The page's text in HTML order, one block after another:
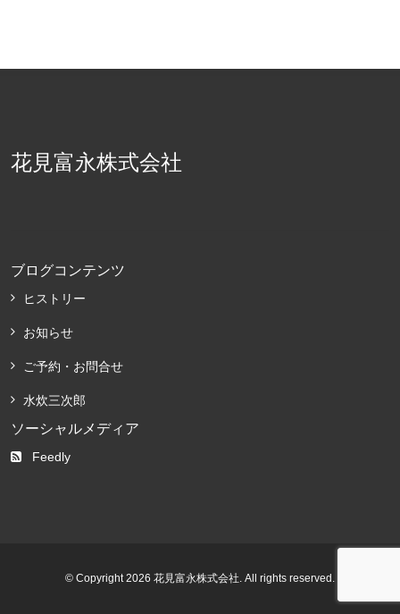
花見富永株式会社
ブログコンテンツ
ヒストリー
お知らせ
ご予約・お問合せ
水炊三次郎
ソーシャルメディア
Feedly
© Copyright 2026 花見富永株式会社. All rights reserved.